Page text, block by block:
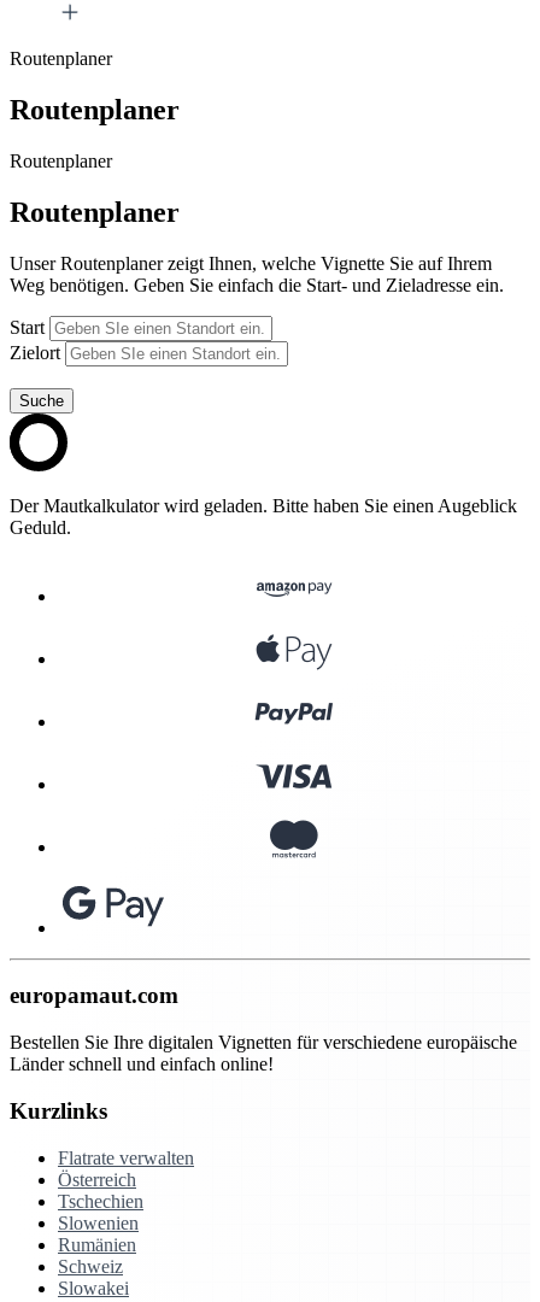
Routenplaner
Routenplaner
Routenplaner
Routenplaner
Unser Routenplaner zeigt Ihnen, welche Vignette Sie auf Ihrem
Weg benötigen. Geben Sie einfach die Start- und Zieladresse ein.
Start
Zielort
Suche
Der Mautkalkulator wird geladen. Bitte haben Sie einen Augeblick
Geduld.
europamaut.com
Bestellen Sie Ihre digitalen Vignetten für verschiedene europäische
Länder schnell und einfach online!
Kurzlinks
Flatrate verwalten
Österreich
Tschechien
Slowenien
Rumänien
Schweiz
Slowakei